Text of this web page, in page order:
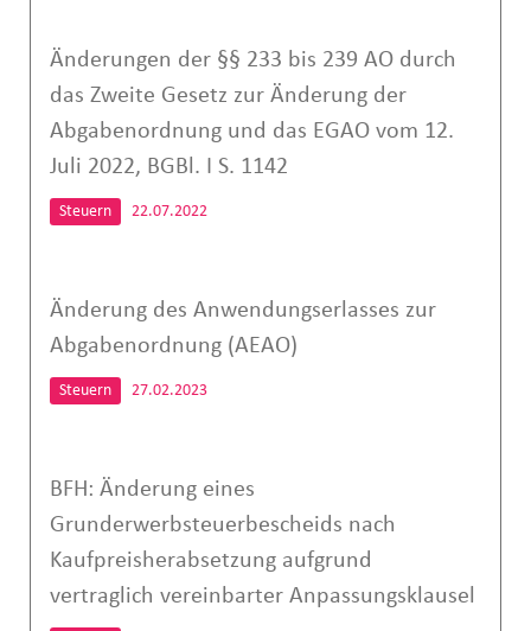
Änderungen der §§ 233 bis 239 AO durch
das Zweite Gesetz zur Änderung der
Abgabenordnung und das EGAO vom 12.
Juli 2022, BGBl. I S. 1142
Steuern 22.07.2022
Änderung des Anwendungserlasses zur
Abgabenordnung (AEAO)
Steuern 27.02.2023
BFH: Änderung eines
Grunderwerbsteuerbescheids nach
Kaufpreisherabsetzung aufgrund
vertraglich vereinbarter Anpassungsklausel